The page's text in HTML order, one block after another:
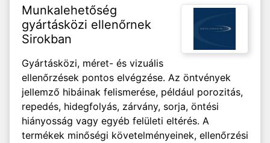
Munkalehetőség
gyártásközi ellenőrnek
Sirokban
Gyártásközi, méret- és vizuális
ellenőrzések pontos elvégzése. Az öntvények
jellemző hibáinak felismerése, például porozitás,
repedés, hidegfolyás, zárvány, sorja, öntési
hiányosság vagy egyéb felületi eltérés. A
termékek minőségi követelményeinek, ellenőrzési